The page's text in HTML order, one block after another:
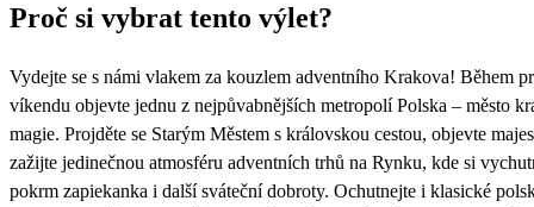
23 24 25
30
Proč si vybrat tento výlet?
Vydejte se s námi vlakem za kouzlem adventního Krakova! Během
víkendu objevte jednu z nejpůvabnějších metropolí Polska – město
magie. Projděte se Starým Městem s královskou cestou, objevte
zažijte jedinečnou atmosféru adventních trhů na Rynku, kde si
pokrm zapiekanka i další sváteční dobroty. Ochutnejte i klasické